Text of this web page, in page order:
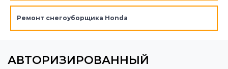
Ремонт снегоуборщика Honda
АВТОРИЗИРОВАННЫЙ